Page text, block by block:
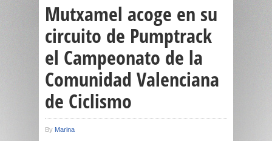
Mutxamel acoge en su
circuito de Pumptrack
el Campeonato de la
Comunidad Valenciana
de Ciclismo
By Marina